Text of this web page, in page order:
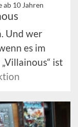
10 Jahren
Und wer
es im
ist